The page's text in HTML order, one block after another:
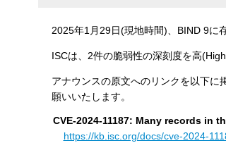
2025年1月29日(現地時間)、BIND 9に
ISCは、2件の脆弱性の深刻度を高
アナウンスの原文へのリンクを以下に
願いいたします。
CVE-2024-11187: Many records in
https://kb.isc.org/docs/cve-2024-